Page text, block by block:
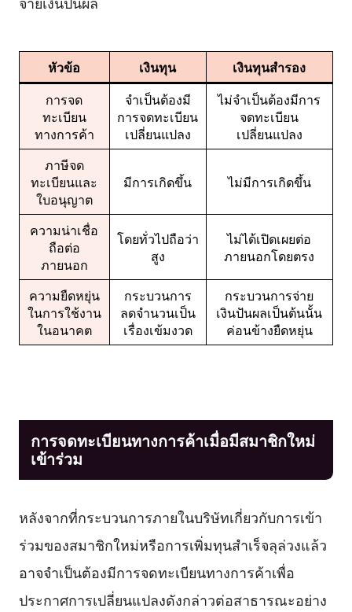
หัวข้อ เงินทุน
เงินทุนสำรอง
การจด
ทะเบียน
ทางการค้า
จำเป็นต้องมี
การจดทะเบียน
เปลี่ยนแปลง
ไม่จำเป็นต้องมีการ
จดทะเบียน
เปลี่ยนแปลง
ภาษีจด
ทะเบียนและ
ใบอนุญาต
มีการเกิดขึ้น ไม่มีการเกิดขึ้น
ความน่าเชื่อ
ถือต่อ
ภายนอก
โดยทั่วไปถือว่า
สูง
ไม่ได้เปิดเผยต่อ
ภายนอกโดยตรง
ความยืดหยุ่น
ในการใช้งาน
ในอนาคต
กระบวนการ
ลดจำนวนเป็น
เรื่องเข้มงวด
กระบวนการจ่าย
เงินปันผลเป็นต้นนั้น
ค่อนข้างยืดหยุ่น
การจดทะเบียนทางการค้าเมื่อมีสมาชิกใหม่
เข้าร่วม
หลังจากที่กระบวนการภายในบริษัทเกี่ยวกับการเข้า
ร่วมของสมาชิกใหม่หรือการเพิ่มทุนสำเร็จลุล่วงแล้ว
อาจจำเป็นต้องมีการจดทะเบียนทางการค้าเพื่อ
ประกาศการเปลี่ยนแปลงดังกล่าวต่อสาธารณะอย่าง